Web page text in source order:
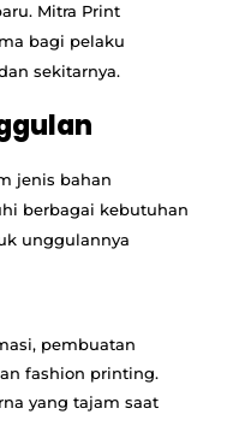
Mitra Print
bagi pelaku
sekitarnya.
jenis bahan
berbagai kebutuhan
unggulannya
pembuatan
fashion printing.
yang tajam saat